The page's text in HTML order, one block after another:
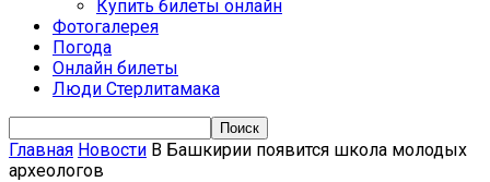
Купить билеты онлайн
Фотогалерея
Погода
Онлайн билеты
Люди Стерлитамака
Главная Новости В Башкирии появится школа молодых
археологов